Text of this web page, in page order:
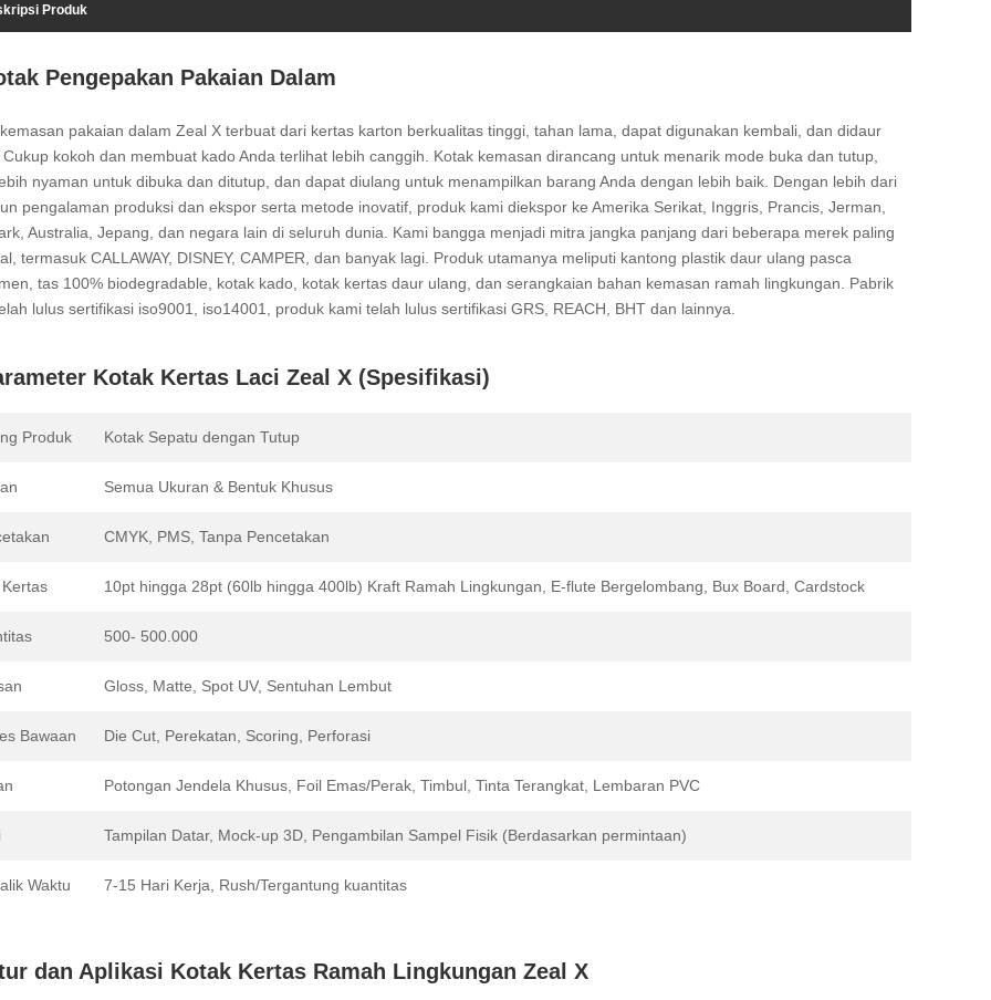
Produk
Pengepakan Pakaian Dalam
pakaian dalam Zeal X terbuat dari kertas karton berkualitas tinggi, tahan lama, dapat digunakan kembali, dan didaur
kokoh dan membuat kado Anda terlihat lebih canggih. Kotak kemasan dirancang untuk menarik mode buka dan tutup,
nyaman untuk dibuka dan ditutup, dan dapat diulang untuk menampilkan barang Anda dengan lebih baik. Dengan lebih dari
pengalaman produksi dan ekspor serta metode inovatif, produk kami diekspor ke Amerika Serikat, Inggris, Prancis, Jerman,
Australia, Jepang, dan negara lain di seluruh dunia. Kami bangga menjadi mitra jangka panjang dari beberapa merek paling
termasuk CALLAWAY, DISNEY, CAMPER, dan banyak lagi. Produk utamanya meliputi kantong plastik daur ulang pasca
tas 100% biodegradable, kotak kado, kotak kertas daur ulang, dan serangkaian bahan kemasan ramah lingkungan. Pabrik
lulus sertifikasi iso9001, iso14001, produk kami telah lulus sertifikasi GRS, REACH, BHT dan lainnya.
Kotak Kertas Laci Zeal X (Spesifikasi)
Produk Kotak Sepatu dengan Tutup
Semua Ukuran & Bentuk Khusus
CMYK, PMS, Tanpa Pencetakan
10pt hingga 28pt (60lb hingga 400lb) Kraft Ramah Lingkungan, E-flute Bergelombang, Bux Board, Cardstock
500- 500.000
Gloss, Matte, Spot UV, Sentuhan Lembut
Bawaan Die Cut, Perekatan, Scoring, Perforasi
Potongan Jendela Khusus, Foil Emas/Perak, Timbul, Tinta Terangkat, Lembaran PVC
Tampilan Datar, Mock-up 3D, Pengambilan Sampel Fisik (Berdasarkan permintaan)
Waktu 7-15 Hari Kerja, Rush/Tergantung kuantitas
dan Aplikasi Kotak Kertas Ramah Lingkungan Zeal X